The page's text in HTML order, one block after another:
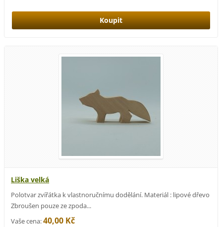
Liška velká
Polotvar zvířátka k vlastnoručnímu dodělání. Materiál : lipové dřevo
Zbroušen pouze ze zpoda...
Vaše cena:40,00 Kč